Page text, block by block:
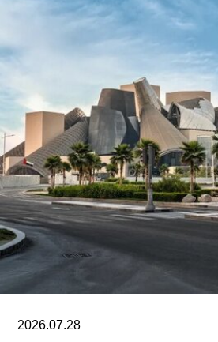
期间拍摄。两名抗议者隶属于“
Demand），该组织由气候行动
（Just Stop Oil）的学生分支发
两人高声呼吁英国停止与以色
后，其中一人将红色液体泼洒在
场观众惊呼，两人随即被警方
此次行动发生时，英国艺术机
动的现场。就在该事件发生几
候行动人士因向文森特·梵高
葵》的玻璃罩泼洒番茄汤而被
陪审团获悉，毕加索画作本身并
地面的红色水性颜料渗入了展
石踢脚线。此次事件共造成美
失，其中仅约270英镑用于清洁
2026.07.28